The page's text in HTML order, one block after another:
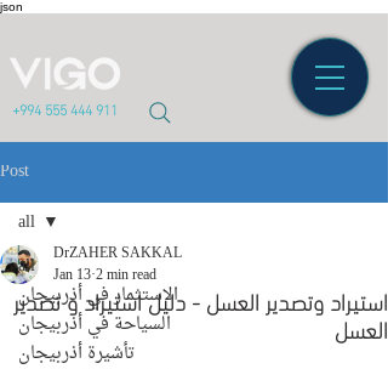
json
+994 555 444 911
Post
all
الاستثمار في أذربيجان
السياحة في أذربيجان
تأشيرة أذربيجان
all
استيراد وتصدير العسل - دليل استيراد و تصدير
العسل
DrZAHER SAKKAL
Jan 132 min read